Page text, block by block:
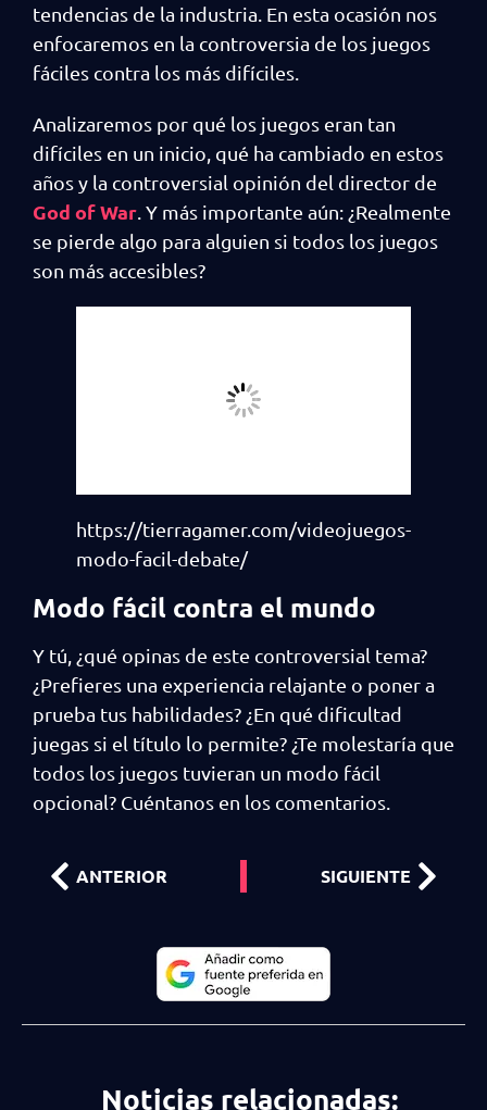
tendencias de la industria. En esta ocasión nos
enfocaremos en la controversia de los juegos
fáciles contra los más difíciles.
Analizaremos por qué los juegos eran tan
difíciles en un inicio, qué ha cambiado en estos
años y la controversial opinión del director de
God of War . Y más importante aún: ¿Realmente
se pierde algo para alguien si todos los juegos
son más accesibles?
https://tierragamer.com/videojuegos-
modo-facil-debate/
Modo fácil contra el mundo
Y tú, ¿qué opinas de este controversial tema?
¿Prefieres una experiencia relajante o poner a
prueba tus habilidades? ¿En qué dificultad
juegas si el título lo permite? ¿Te molestaría que
todos los juegos tuvieran un modo fácil
opcional? Cuéntanos en los comentarios.
ANTERIOR SIGUIENTE
Noticias relacionadas: